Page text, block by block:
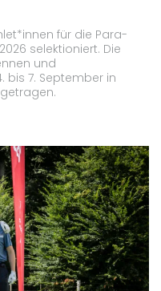
für die Para-
selektioniert. Die
und
bis 7. September in